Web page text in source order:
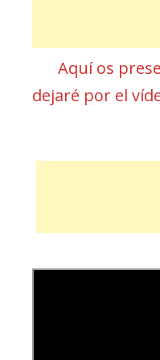
Aquí os
dejaré por el